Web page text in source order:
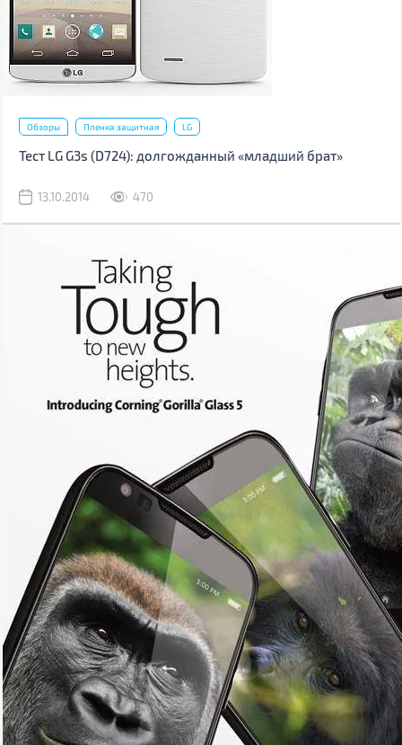
Обзоры Пленка защитная LG
Тест LG G3s (D724): долгожданный «младший брат»
13.10.2014 470